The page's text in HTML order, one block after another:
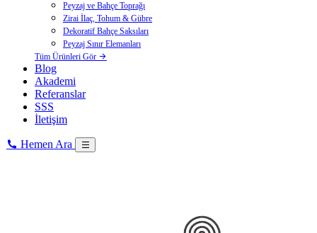
Peyzaj ve Bahçe Toprağı
Zirai İlaç, Tohum & Gübre
Dekoratif Bahçe Saksıları
Peyzaj Sınır Elemanları
Tüm Ürünleri Gör
Blog
Akademi
Referanslar
SSS
İletişim
Hemen Ara